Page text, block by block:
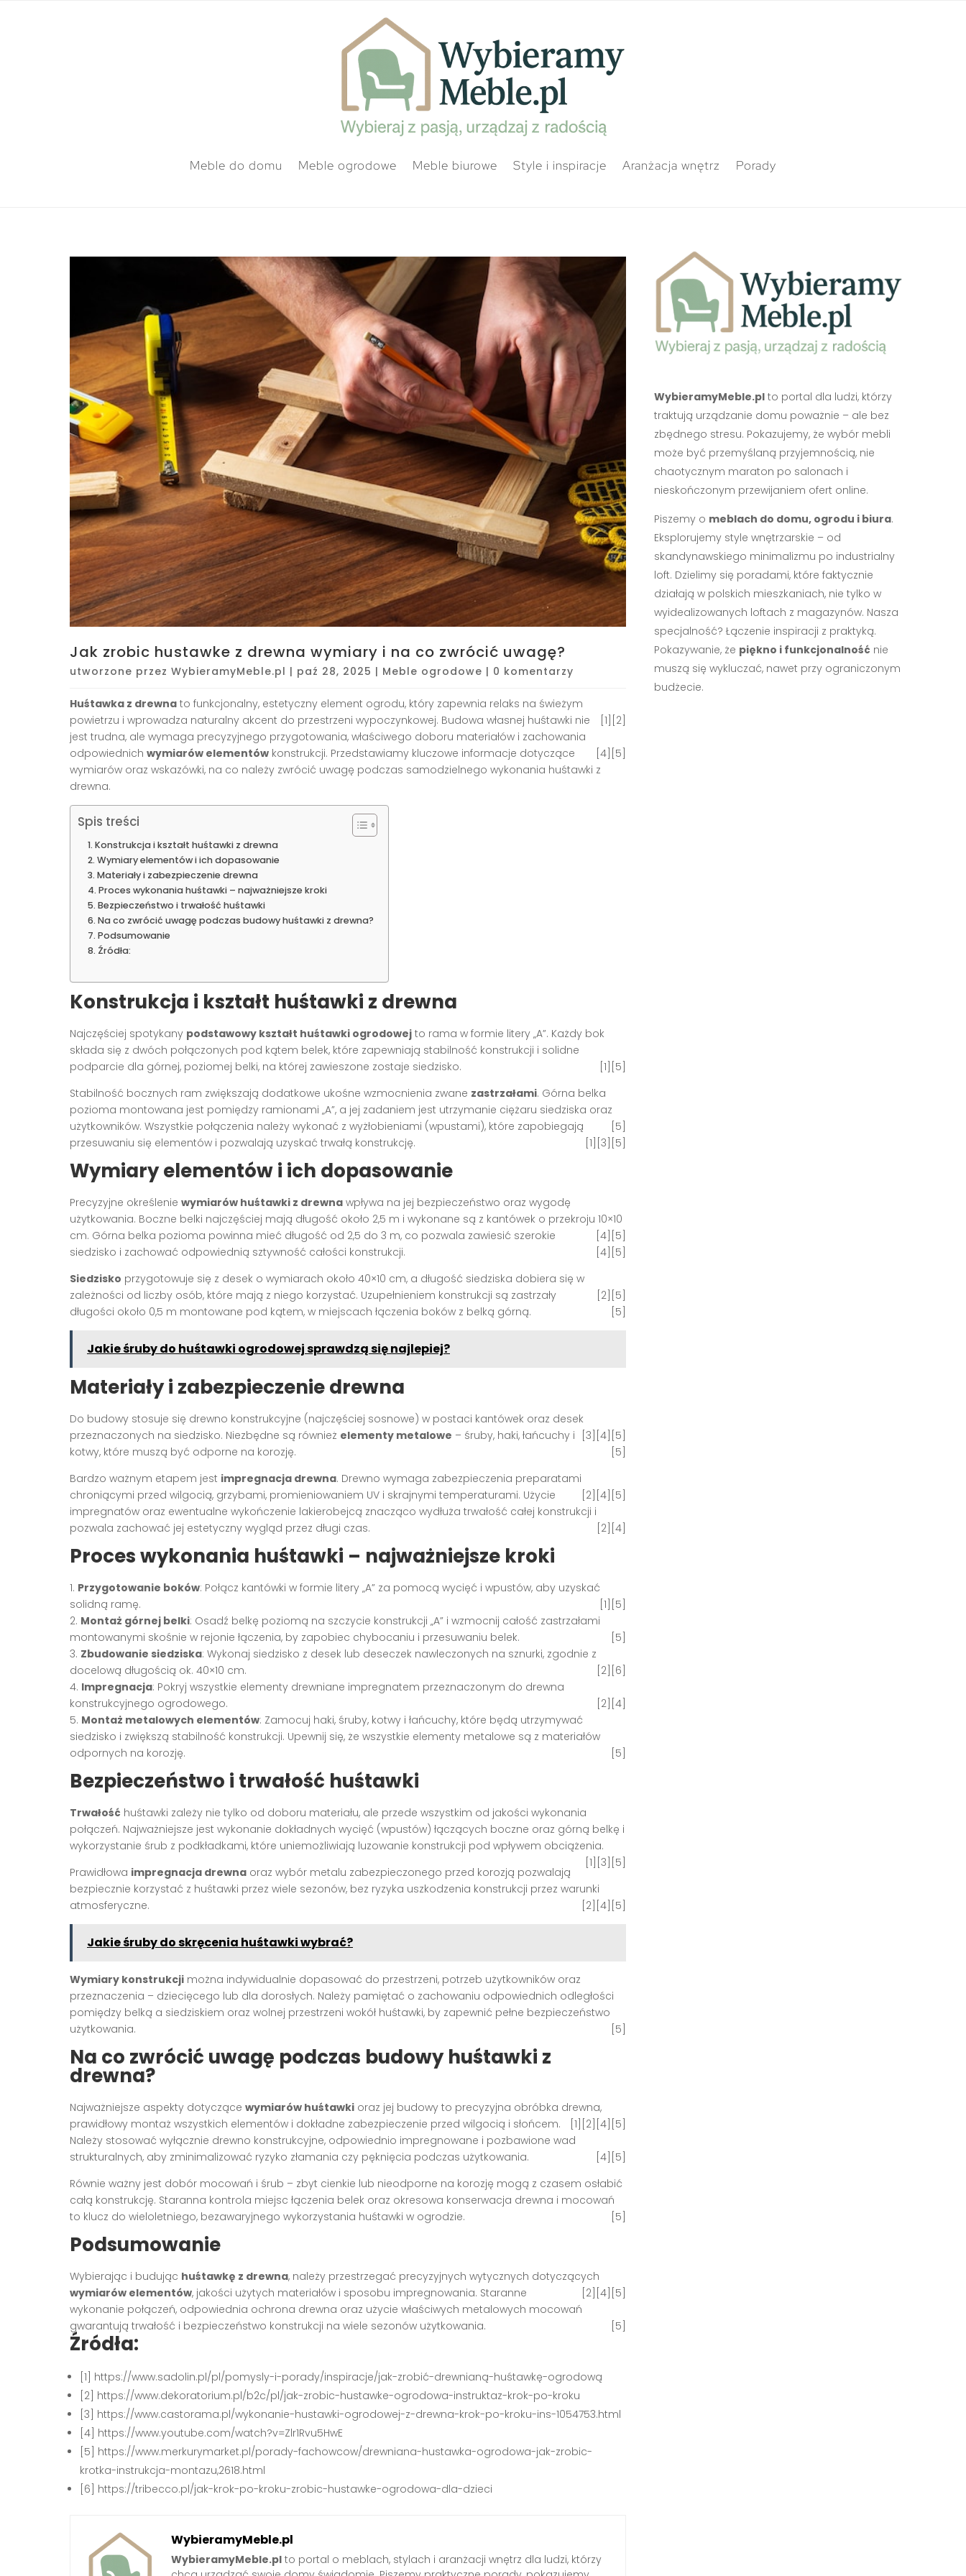
Meble do domu Meble ogrodowe Meble biurowe Style i inspiracje Aranżacja wnętrz Porady
Jak zrobic hustawke z drewna wymiary i na co zwrócić uwagę?
utworzone przez WybieramyMeble.pl | paź 28, 2025 | Meble ogrodowe | 0 komentarzy
Huśtawka z drewna to funkcjonalny, estetyczny element ogrodu, który zapewnia relaks na świeżym
powietrzu i wprowadza naturalny akcent do przestrzeni wypoczynkowej
[1][2]
. Budowa własnej huśtawki nie
jest trudna, ale wymaga precyzyjnego przygotowania, właściwego doboru materiałów i zachowania
odpowiednich wymiarów elementów konstrukcji [4][5]
. Przedstawiamy kluczowe informacje dotyczące
wymiarów oraz wskazówki, na co należy zwrócić uwagę podczas samodzielnego wykonania huśtawki z
drewna.
Spis treści
Konstrukcja i kształt huśtawki z drewna
Wymiary elementów i ich dopasowanie
Materiały i zabezpieczenie drewna
Proces wykonania huśtawki – najważniejsze kroki
Bezpieczeństwo i trwałość huśtawki
Na co zwrócić uwagę podczas budowy huśtawki z drewna?
Podsumowanie
Źródła:
Konstrukcja i kształt huśtawki z drewna
Najczęściej spotykany podstawowy kształt huśtawki ogrodowej to rama w formie litery „A”. Każdy bok
składa się z dwóch połączonych pod kątem belek, które zapewniają stabilność konstrukcji i solidne
podparcie dla górnej, poziomej belki, na której zawieszone zostaje siedzisko
[1][5]
.
Stabilność bocznych ram zwiększają dodatkowe ukośne wzmocnienia zwane zastrzałami. Górna belka
pozioma montowana jest pomiędzy ramionami „A”, a jej zadaniem jest utrzymanie ciężaru siedziska oraz
użytkowników
[5]
. Wszystkie połączenia należy wykonać z wyżłobieniami (wpustami), które zapobiegają
przesuwaniu się elementów i pozwalają uzyskać trwałą konstrukcję
[1][3][5]
.
Wymiary elementów i ich dopasowanie
Precyzyjne określenie wymiarów huśtawki z drewna wpływa na jej bezpieczeństwo oraz wygodę
użytkowania. Boczne belki najczęściej mają długość około 2,5 m i wykonane są z kantówek o przekroju 10×10
cm
[4][5]
. Górna belka pozioma powinna mieć długość od 2,5 do 3 m, co pozwala zawiesić szerokie
siedzisko i zachować odpowiednią sztywność całości konstrukcji
[4][5]
.
Siedzisko przygotowuje się z desek o wymiarach około 40×10 cm, a długość siedziska dobiera się w
zależności od liczby osób, które mają z niego korzystać
[2][5]
. Uzupełnieniem konstrukcji są zastrzały
długości około 0,5 m montowane pod kątem, w miejscach łączenia boków z belką górną
[5]
.
Jakie śruby do huśtawki ogrodowej sprawdzą się najlepiej?
Materiały i zabezpieczenie drewna
Do budowy stosuje się drewno konstrukcyjne (najczęściej sosnowe) w postaci kantówek oraz desek
przeznaczonych na siedzisko
[3][4][5]
. Niezbędne są również elementy metalowe – śruby, haki, łańcuchy i
kotwy, które muszą być odporne na korozję
[5]
.
Bardzo ważnym etapem jest impregnacja drewna. Drewno wymaga zabezpieczenia preparatami
chroniącymi przed wilgocią, grzybami, promieniowaniem UV i skrajnymi temperaturami
[2][4][5]
. Użycie
impregnatów oraz ewentualne wykończenie lakierobejcą znacząco wydłuża trwałość całej konstrukcji i
pozwala zachować jej estetyczny wygląd przez długi czas
[2][4]
.
Proces wykonania huśtawki – najważniejsze kroki
1. Przygotowanie boków: Połącz kantówki w formie litery „A” za pomocą wycięć i wpustów, aby uzyskać
solidną ramę
[1][5]
.
2. Montaż górnej belki: Osadź belkę poziomą na szczycie konstrukcji „A” i wzmocnij całość zastrzałami
montowanymi skośnie w rejonie łączenia, by zapobiec chybocaniu i przesuwaniu belek
[5]
.
3. Zbudowanie siedziska: Wykonaj siedzisko z desek lub deseczek nawleczonych na sznurki, zgodnie z
docelową długością ok. 40×10 cm
[2][6]
.
4. Impregnacja: Pokryj wszystkie elementy drewniane impregnatem przeznaczonym do drewna
konstrukcyjnego ogrodowego
[2][4]
.
5. Montaż metalowych elementów: Zamocuj haki, śruby, kotwy i łańcuchy, które będą utrzymywać
siedzisko i zwiększą stabilność konstrukcji. Upewnij się, że wszystkie elementy metalowe są z materiałów
odpornych na korozję
[5]
.
Bezpieczeństwo i trwałość huśtawki
Trwałość huśtawki zależy nie tylko od doboru materiału, ale przede wszystkim od jakości wykonania
połączeń. Najważniejsze jest wykonanie dokładnych wycięć (wpustów) łączących boczne oraz górną belkę i
wykorzystanie śrub z podkładkami, które uniemożliwiają luzowanie konstrukcji pod wpływem obciążenia
[1][3][5]
.
Prawidłowa impregnacja drewna oraz wybór metalu zabezpieczonego przed korozją pozwalają
bezpiecznie korzystać z huśtawki przez wiele sezonów, bez ryzyka uszkodzenia konstrukcji przez warunki
atmosferyczne
[2][4][5]
.
Jakie śruby do skręcenia huśtawki wybrać?
Wymiary konstrukcji można indywidualnie dopasować do przestrzeni, potrzeb użytkowników oraz
przeznaczenia – dziecięcego lub dla dorosłych. Należy pamiętać o zachowaniu odpowiednich odległości
pomiędzy belką a siedziskiem oraz wolnej przestrzeni wokół huśtawki, by zapewnić pełne bezpieczeństwo
użytkowania
[5]
.
Na co zwrócić uwagę podczas budowy huśtawki z
drewna?
Najważniejsze aspekty dotyczące wymiarów huśtawki oraz jej budowy to precyzyjna obróbka drewna,
prawidłowy montaż wszystkich elementów i dokładne zabezpieczenie przed wilgocią i słońcem
[1][2][4][5]
.
Należy stosować wyłącznie drewno konstrukcyjne, odpowiednio impregnowane i pozbawione wad
strukturalnych, aby zminimalizować ryzyko złamania czy pęknięcia podczas użytkowania
[4][5]
.
Równie ważny jest dobór mocowań i śrub – zbyt cienkie lub nieodporne na korozję mogą z czasem osłabić
całą konstrukcję. Staranna kontrola miejsc łączenia belek oraz okresowa konserwacja drewna i mocowań
to klucz do wieloletniego, bezawaryjnego wykorzystania huśtawki w ogrodzie
[5]
.
Podsumowanie
Wybierając i budując huśtawkę z drewna, należy przestrzegać precyzyjnych wytycznych dotyczących
wymiarów elementów, jakości użytych materiałów i sposobu impregnowania [2][4][5]
. Staranne
wykonanie połączeń, odpowiednia ochrona drewna oraz użycie właściwych metalowych mocowań
gwarantują trwałość i bezpieczeństwo konstrukcji na wiele sezonów użytkowania
[5]
.
Źródła:
[1] https://www.sadolin.pl/pl/pomysly-i-porady/inspiracje/jak-zrobić-drewnianą-huśtawkę-ogrodową
[2] https://www.dekoratorium.pl/b2c/pl/jak-zrobic-hustawke-ogrodowa-instruktaz-krok-po-kroku
[3] https://www.castorama.pl/wykonanie-hustawki-ogrodowej-z-drewna-krok-po-kroku-ins-1054753.html
[4] https://www.youtube.com/watch?v=Zlr1Rvu5HwE
[5] https://www.merkurymarket.pl/porady-fachowcow/drewniana-hustawka-ogrodowa-jak-zrobic-
krotka-instrukcja-montazu,2618.html
[6] https://tribecco.pl/jak-krok-po-kroku-zrobic-hustawke-ogrodowa-dla-dzieci
WybieramyMeble.pl
WybieramyMeble.pl to portal o meblach, stylach i aranżacji wnętrz dla ludzi, którzy
WybieramyMeble.plto portal dla ludzi, którzy
traktują urządzanie domu poważnie – ale bez
zbędnego stresu. Pokazujemy, że wybór mebli
może być przemyślaną przyjemnością, nie
chaotycznym maraton po salonach i
nieskończonym przewijaniem ofert online.
Piszemy o meblach do domu, ogrodu i biura.
Eksplorujemy style wnętrzarskie – od
skandynawskiego minimalizmu po industrialny
loft. Dzielimy się poradami, które faktycznie
działają w polskich mieszkaniach, nie tylko w
wyidealizowanych loftach z magazynów. Nasza
specjalność? Łączenie inspiracji z praktyką.
Pokazywanie, że piękno i funkcjonalność nie
muszą się wykluczać, nawet przy ograniczonym
budżecie.